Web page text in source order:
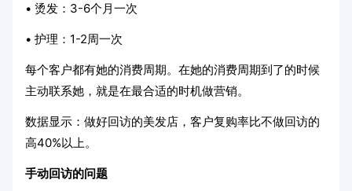
• 烫发：3-6个月一次
• 护理：1-2周一次
每个客户都有她的消费周期。在她的消费周期到了的时候
主动联系她，就是在最合适的时机做营销。
数据显示：做好回访的美发店，客户复购率比不做回访的
高40%以上。
手动回访的问题